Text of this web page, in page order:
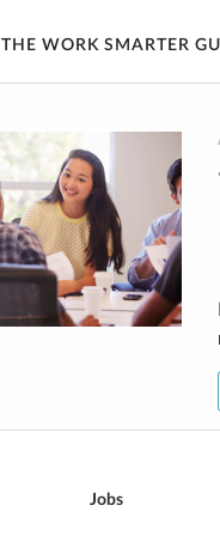
THE WORK SMARTER
Jobs